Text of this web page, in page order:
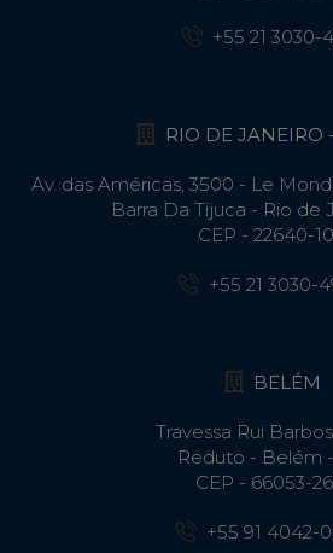
+55 21 3030-
RIO DE JANEIRO
Av. das Américas, 3500 - Le
Barra Da Tijuca - Rio de
CEP - 22640-
+55 21 3030-
BELÉM
Travessa Rui
Reduto - Belém
CEP - 66053-
+55 91 4042-